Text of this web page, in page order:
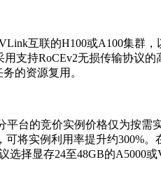
互联的H100或A100集群，
支持RoCEv2无损传输协议
的资源复用。
的竞价实例价格仅为按需
将实例利用率提升约300%
择显存24至48GB的A5000